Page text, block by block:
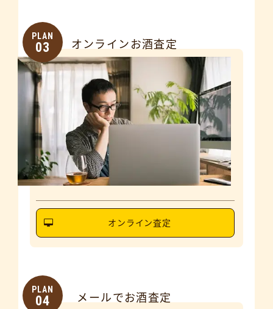
PLAN
03 オンラインお酒査定
オンライン査定
PLAN
04 メールでお酒査定